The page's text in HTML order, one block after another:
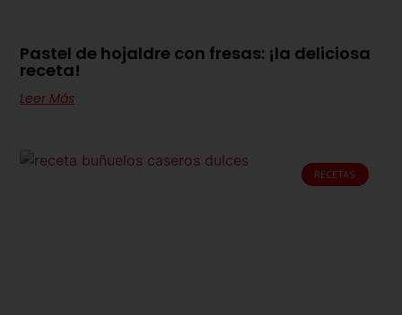
Pastel de hojaldre con fresas: ¡la deliciosa
receta!
Leer Más
RECETAS